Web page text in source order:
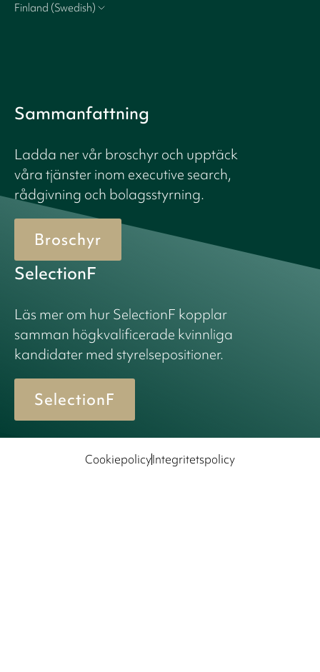
Finland (Swedish)
Sammanfattning
Ladda ner vår broschyr och upptäck
våra tjänster inom executive search,
rådgivning och bolagsstyrning.
Broschyr
SelectionF
Läs mer om hur SelectionF kopplar
samman högkvalificerade kvinnliga
kandidater med styrelsepositioner.
SelectionF
CookiepolicyIntegritetspolicy